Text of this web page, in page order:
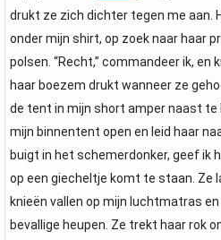
drukt ze zich dichter tegen me aan.
onder mijn shirt, op zoek naar haar
polsen. “Recht,” commandeer ik, en
haar boezem drukt wanneer ze
de tent in mijn short amper naast te
mijn binnentent open en leid haar
buigt in het schemerdonker, geef ik
op een giecheltje komt te staan. Ze
knieën vallen op mijn luchtmatras
bevallige heupen. Ze trekt haar rok